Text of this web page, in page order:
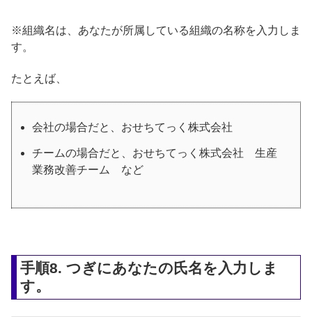
※組織名は、あなたが所属している組織の名称を入力しま
す。
たとえば、
会社の場合だと、おせちてっく株式会社
チームの場合だと、おせちてっく株式会社 生産
業務改善チーム など
手順8. つぎにあなたの氏名を入力しま
す。